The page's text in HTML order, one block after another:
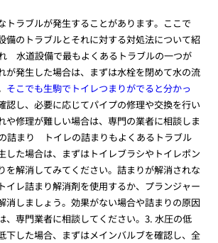
トラブルが発生することがあります。ここで
備のトラブルとそれに対する対処法について紹
水道設備で最もよくあるトラブルの一つが
が発生した場合は、まずは水栓を閉めて水の流
そこでも生駒でトイレつまりがでると分かっ
認し、必要に応じてパイプの修理や交換を行い
や修理が難しい場合は、専門の業者に相談しま
詰まり トイレの詰まりもよくあるトラブル
した場合は、まずはトイレブラシやトイレポン
を解消してみてください。詰まりが解消されな
イレ詰まり解消剤を使用するか、プランジャー
消しましょう。効果がない場合や詰まりの原因
、専門業者に相談してください。3. 水圧の低
した場合、まずはメインバルブを確認し、全